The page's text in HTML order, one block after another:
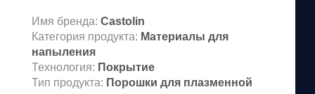
Имя бренда: Castolin
Категория продукта: Материалы для
напыления
Технология: Покрытие
Тип продукта: Порошки для плазменной